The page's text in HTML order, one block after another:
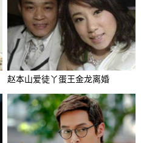
赵本山爱徒丫蛋王金龙离婚